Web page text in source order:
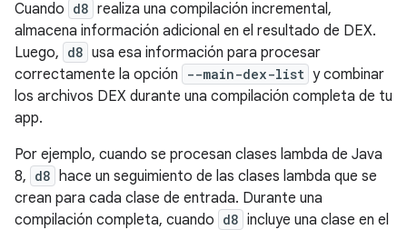
Cuando d8 realiza una compilación incremental,
almacena información adicional en el resultado de DEX.
Luego, d8 usa esa información para procesar
correctamente la opción
--main-dex-list y combinar
los archivos DEX durante una compilación completa de tu
app.
Por ejemplo, cuando se procesan clases lambda de Java
8, d8 hace un seguimiento de las clases lambda que se
crean para cada clase de entrada. Durante una
compilación completa, cuando d8 incluye una clase en el